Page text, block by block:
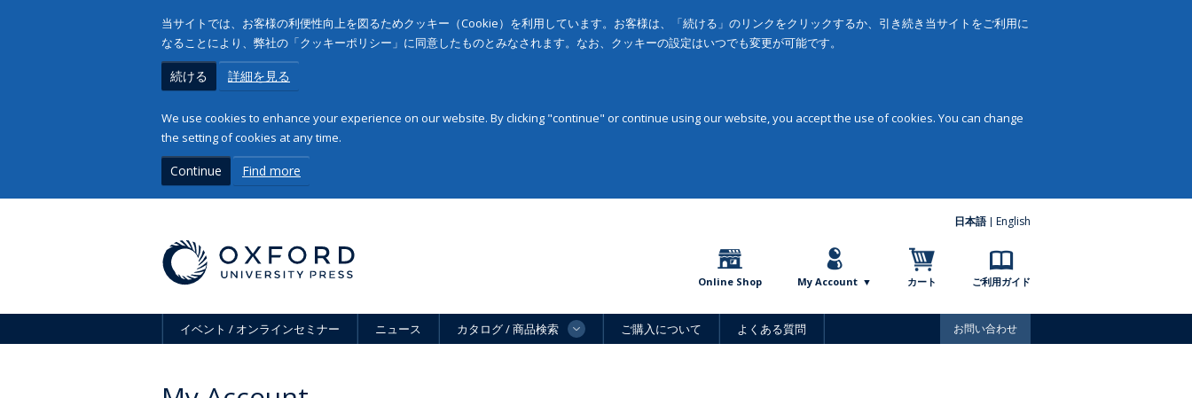
当サイトでは、お客様の利便性向上を図るためクッキー（Cookie）を利用しています。お客様は、「続ける」のリンクをクリックするか、引き続き当サイトをご利用に
なることにより、弊社の「クッキーポリシー」に同意したものとみなされます。なお、クッキーの設定はいつでも変更が可能です。
続ける 詳細を見る
We use cookies to enhance your experience on our website. By clicking "continue" or continue using our website, you accept the use of cookies. You can change
the setting of cookies at any time.
Continue Find more
日本語 English
Online Shop My Account カート ご利用ガイド
イベント / オンラインセミナー ニュース カタログ / 商品検索 ご購入について よくある質問 お問い合わせ